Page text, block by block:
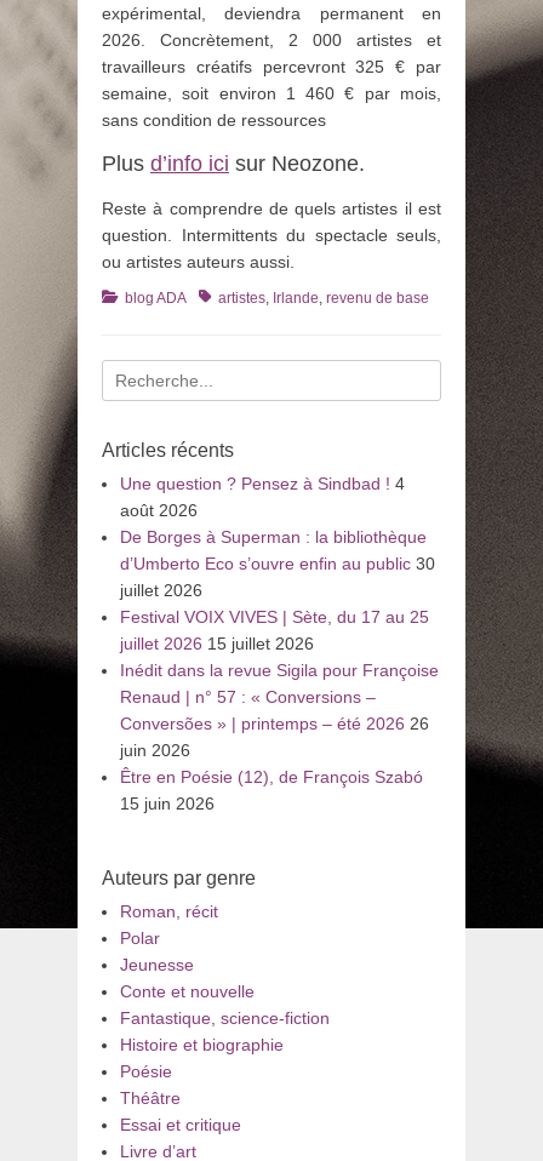
expérimental, deviendra permanent en
2026. Concrètement, 2 000 artistes et
travailleurs créatifs percevront 325 € par
semaine, soit environ 1 460 € par mois,
sans condition de ressources
Plus d’info ici sur Neozone.
Reste à comprendre de quels artistes il est
question. Intermittents du spectacle seuls,
ou artistes auteurs aussi.
Catégories
blog ADA Tagsartistes Irlande revenu de base
Recherche
pour
Articles récents
Une question ? Pensez à Sindbad ! 4
août 2026
De Borges à Superman : la bibliothèque
d’Umberto Eco s’ouvre enfin au public 30
juillet 2026
Festival VOIX VIVES | Sète, du 17 au 25
juillet 2026 15 juillet 2026
Inédit dans la revue Sigila pour Françoise
Renaud | n° 57 : « Conversions –
Conversões » | printemps – été 2026 26
juin 2026
Être en Poésie (12), de François Szabó
15 juin 2026
Auteurs par genre
Roman, récit
Polar
Jeunesse
Conte et nouvelle
Fantastique, science-fiction
Histoire et biographie
Poésie
Théâtre
Essai et critique
Livre d’art